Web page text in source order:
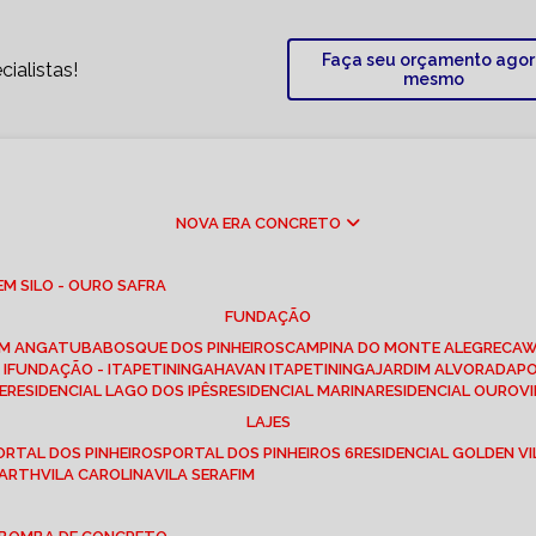
Faça seu orçamento
mesmo
NOVA ERA CONCRETO
SILO - OURO SAFRA
FUNDAÇÃO
ANGATUBA BOSQUE DOS PINHEIROS CAMPINA DO MONTE ALEGRE
I FUNDAÇÃO - ITAPETININGA HAVAN ITAPETININGA JARDIM ALVORADA
RESIDENCIAL LAGO DOS IPÊS RESIDENCIAL MARINA RESIDENCIAL
LAJES
DOS PINHEIROS PORTAL DOS PINHEIROS 6 RESIDENCIAL GOLDEN
VILA CAROLINA VILA SERAFIM